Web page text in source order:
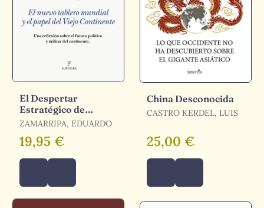
El Despertar
Estratégico de
Europa
ZAMARRIPA, EDUARDO
19,95 €
China Desconocida
CASTRO KERDEL, LUIS
25,00 €